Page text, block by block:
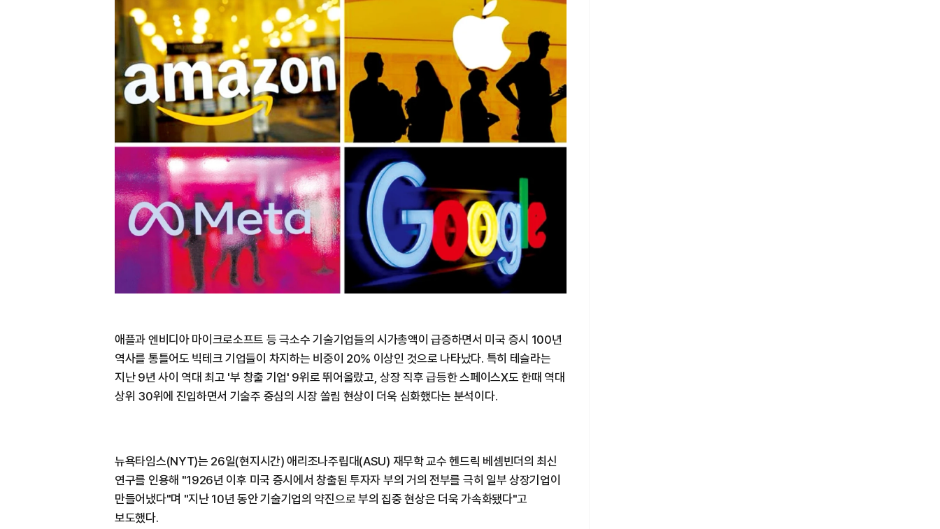
애플과 엔비디아 마이크로소프트 등 극소수 기술기업들의 시가총액이 급증하면서 미국 증시 100년
역사를 통틀어도 빅테크 기업들이 차지하는 비중이 20% 이상인 것으로 나타났다. 특히 테슬라는
지난 9년 사이 역대 최고 '부 창출 기업' 9위로 뛰어올랐고, 상장 직후 급등한 스페이스X도 한때 역대
상위 30위에 진입하면서 기술주 중심의 시장 쏠림 현상이 더욱 심화했다는 분석이다.
뉴욕타임스(NYT)는 26일(현지시간) 애리조나주립대(ASU) 재무학 교수 헨드릭 베셈빈더의 최신
연구를 인용해 "1926년 이후 미국 증시에서 창출된 투자자 부의 거의 전부를 극히 일부 상장기업이
만들어냈다"며 "지난 10년 동안 기술기업의 약진으로 부의 집중 현상은 더욱 가속화됐다"고
보도했다.